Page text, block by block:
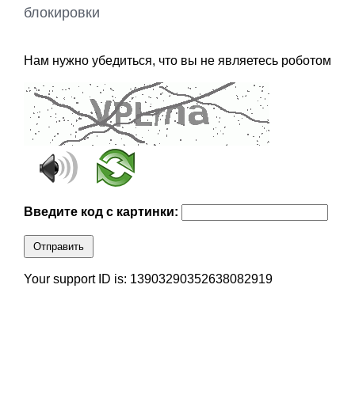
блокировки
Нам нужно убедиться, что вы не являетесь роботом
Введите код с картинки:
Отправить
Your support ID is: 13903290352638082919